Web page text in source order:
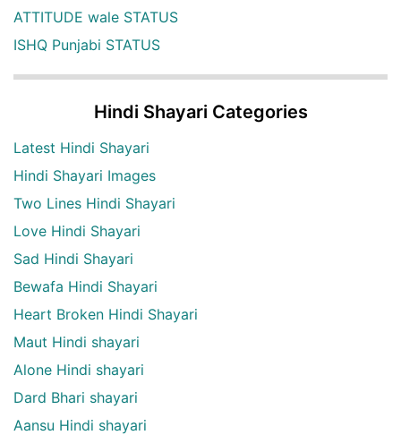
ATTITUDE wale STATUS
ISHQ Punjabi STATUS
Hindi Shayari Categories
Latest Hindi Shayari
Hindi Shayari Images
Two Lines Hindi Shayari
Love Hindi Shayari
Sad Hindi Shayari
Bewafa Hindi Shayari
Heart Broken Hindi Shayari
Maut Hindi shayari
Alone Hindi shayari
Dard Bhari shayari
Aansu Hindi shayari